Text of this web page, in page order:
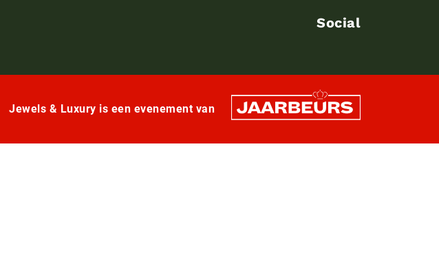
Social
Jewels & Luxury is een evenement van